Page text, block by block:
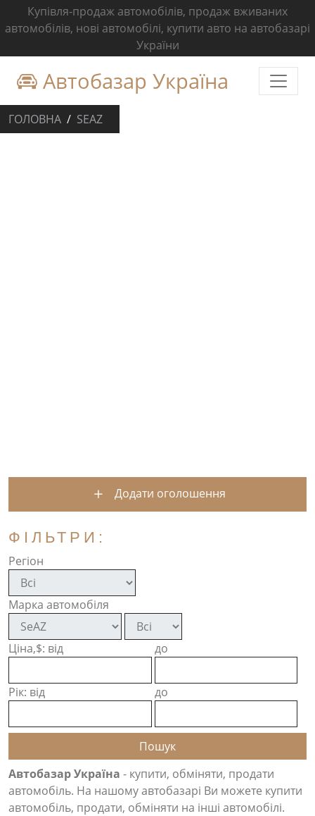
Купівля-продаж автомобілів, продаж вживаних
автомобілів, нові автомобілі, купити авто на автобазарі
України
Автобазар Україна
ГОЛОВНА SEAZ
Додати оголошення
ФІЛЬТРИ:
Регіон
Марка автомобіля
Ціна,$: від до
Рік: від до
Автобазар Україна - купити, обміняти, продати
автомобіль. На нашому автобазарі Ви можете купити
автомобіль, продати, обміняти на інші автомобілі.